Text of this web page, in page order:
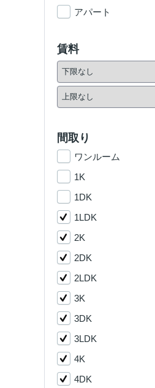
アパート
賃料
間取り
ワンルーム
1K
1DK
1LDK
2K
2DK
2LDK
3K
3DK
3LDK
4K
4DK